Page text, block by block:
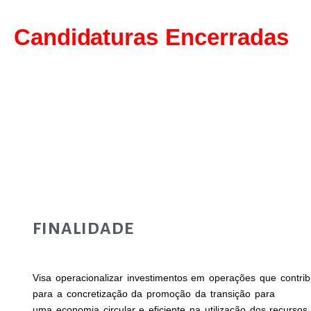
Candidaturas Encerradas
FINALIDADE
Visa operacionalizar investimentos em operações que
para a concretização da promoção da transição para